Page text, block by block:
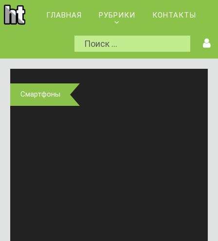
ГЛАВНАЯ РУБРИКИ КОНТАКТЫ
Смартфоны